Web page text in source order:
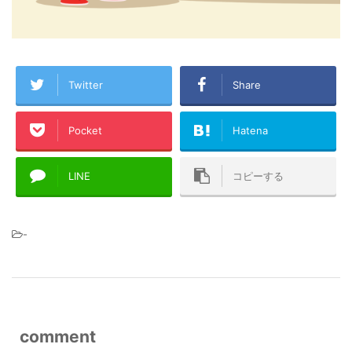
Twitter Share
Pocket Hatena
LINE コピーする
-
comment